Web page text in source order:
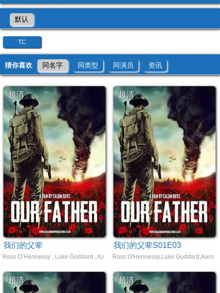
默认
TC
猜你喜欢 同名字 同类型 同演员 资讯
超清
我们的父辈
Ross O’Hennessy , Luke Goddard , Aaron Jeffcoate
超清
我们的父辈S01E03
Ross O'Hennessy,Luke Goddard,Aaron
超清 超清